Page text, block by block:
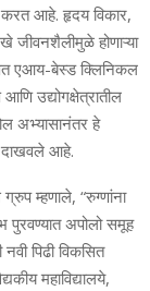
करत आहे. हृदय विकार,
जीवनशैलीमुळे होणाऱ्या
एआय-बेस्ड क्लिनिकल
आणि उद्योगक्षेत्रातील
अभ्यासानंतर हे
दाखवले आहे.
म्हणाले, “रुग्णांना
पुरवण्यात अपोलो समूह
पिढी विकसित
महाविद्यालये,